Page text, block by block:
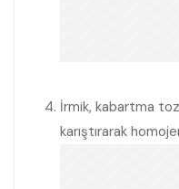
İrmik, kabartma
karıştırarak